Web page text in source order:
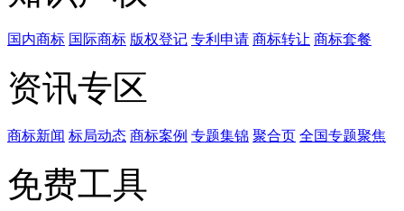
国内商标 国际商标 版权登记 专利申请 商标转让 商标套餐
资讯专区
商标新闻 标局动态 商标案例 专题集锦 聚合页 全国专题聚焦
免费工具